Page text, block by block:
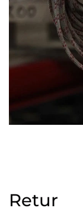
Retur